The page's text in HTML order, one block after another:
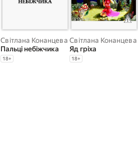
Світлана Конанцева
Пальці небіжчика
18+
Світлана Конанцева
Яд гріха
18+